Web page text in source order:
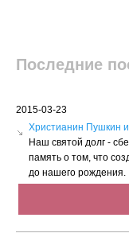
Последние
2015-03-23
Христианин Пушкин
Наш святой долг -
память о том, что
до нашего рождения.